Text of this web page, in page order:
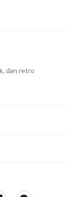
dan retro